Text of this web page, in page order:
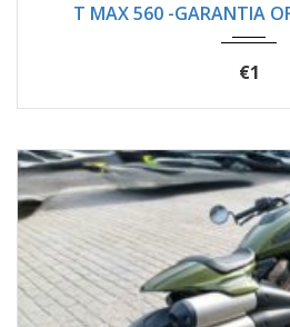
T MAX 560 -GARANTIA
€1